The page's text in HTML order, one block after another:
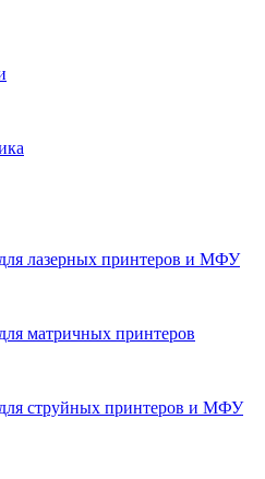
лазерных принтеров и МФУ
матричных принтеров
струйных принтеров и МФУ